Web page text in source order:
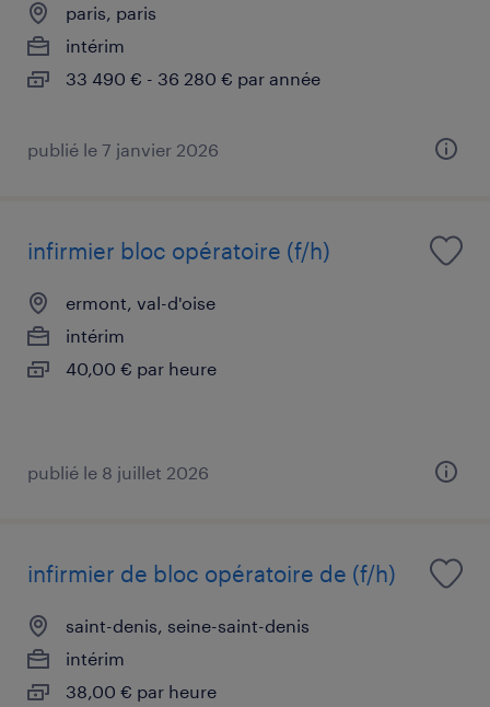
paris, paris
intérim
33 490 € - 36 280 € par année
publié le 7 janvier 2026
infirmier bloc opératoire (f/h)
ermont, val-d'oise
intérim
40,00 € par heure
publié le 8 juillet 2026
infirmier de bloc opératoire de (f/h)
saint-denis, seine-saint-denis
intérim
38,00 € par heure